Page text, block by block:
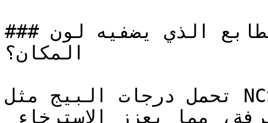
### ما هو الطابع الذي يضفيه لون NCS S 2010-Y على
المكان؟
تحمل درجات البيج مثل NCS S 2010-Y دفئاً لطيفاً يُقلل